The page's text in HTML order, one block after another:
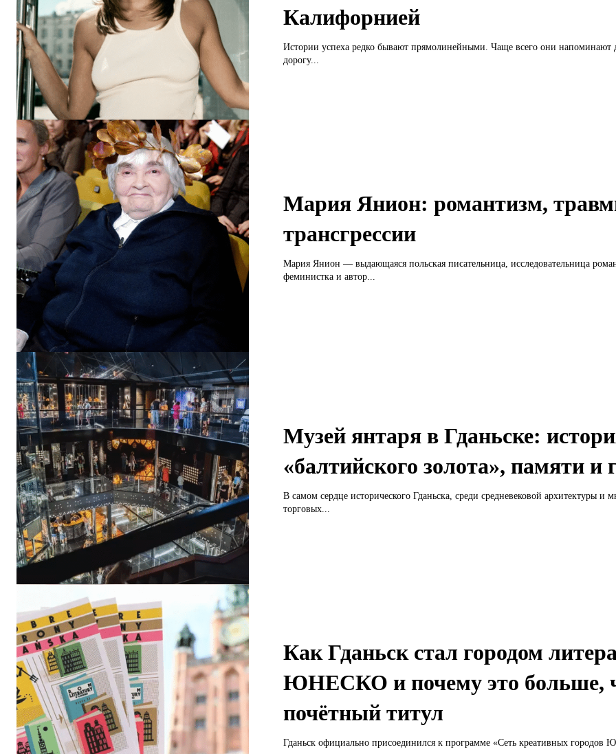
Калифорнией
Истории успеха редко бывают прямолинейными. Чаще всего они напоминают
дорогу...
Мария Янион: романтизм,
трансгрессии
Мария Янион — выдающаяся польская писательница, исследовательница
феминистка и автор...
Музей янтаря в Гданьске:
«балтийского золота», памяти и
В самом сердце исторического Гданьска, среди средневековой архитектуры и
торговых...
Как Гданьск стал городом
ЮНЕСКО и почему это больше,
почётный титул
Гданьск официально присоединился к программе «Сеть креативных